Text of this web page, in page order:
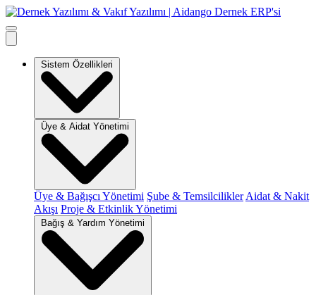
Sistem Özellikleri
Üye & Aidat Yönetimi
Üye & Bağışcı Yönetimi Şube & Temsilcilikler Aidat & Nakit
Akışı Proje & Etkinlik Yönetimi
Bağış & Yardım Yönetimi